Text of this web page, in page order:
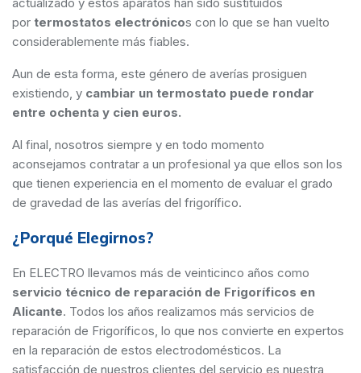
por termostatos electrónicos con lo que se han vuelto
considerablemente más fiables.
Aun de esta forma, este género de averías prosiguen
existiendo, y cambiar un termostato puede rondar
entre ochenta y cien euros.
Al final, nosotros siempre y en todo momento
aconsejamos contratar a un profesional ya que ellos son los
que tienen experiencia en el momento de evaluar el grado
de gravedad de las averías del frigorífico.
¿Porqué Elegirnos?
En ELECTRO llevamos más de veinticinco años como
servicio técnico de reparación de Frigoríficos en
Alicante. Todos los años realizamos más servicios de
reparación de Frigoríficos, lo que nos convierte en expertos
en la reparación de estos electrodomésticos. La
satisfacción de nuestros clientes del servicio es nuestra